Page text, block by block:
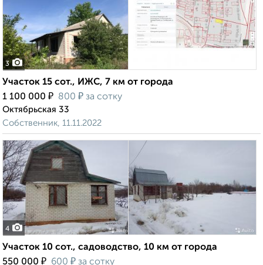
3
Участок 15 сот., ИЖС, 7 км от города
1 100 000 ₽ 800 ₽ за сотку
Октябрьская 33
Собственник, 11.11.2022
4
Участок 10 сот., садоводство, 10 км от города
550 000 ₽ 600 ₽ за сотку